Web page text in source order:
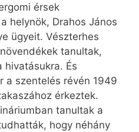
érsek
helynök, Drahos János
ügyeit. Vészterhes
tanultak,
hivatásukra. És
a szentelés révén 1949
érkeztek.
tanultak a
hogy néhány